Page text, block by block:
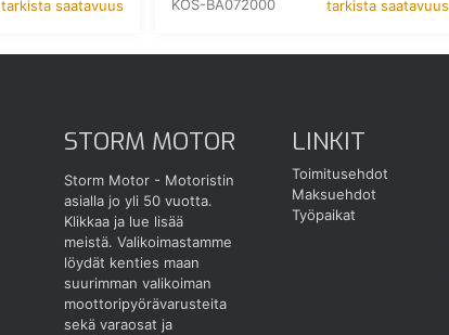
tarkista saatavuus KOS-BA072000 tarkista saatavuus
STORM MOTOR
Storm Motor - Motoristin
asialla jo yli 50 vuotta.
Klikkaa ja lue lisää
meistä. Valikoimastamme
löydät kenties maan
suurimman valikoiman
moottoripyörävarusteita
sekä varaosat ja
LINKIT
Toimitusehdot
Maksuehdot
Työpaikat